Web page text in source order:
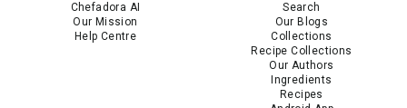
Chefadora AI
Our Mission
Help Centre
Search
Our Blogs
Collections
Recipe Collections
Our Authors
Ingredients
Recipes